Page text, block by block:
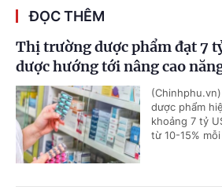
ĐỌC THÊM
Thị trường dược phẩm đạt 7
dược hướng tới nâng cao
dược phẩm
khoảng 7 tỷ
từ 10-15%